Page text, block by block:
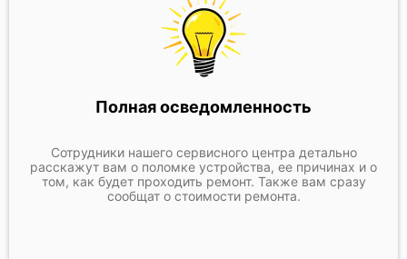
Полная осведомленность
Сотрудники нашего сервисного центра детально
расскажут вам о поломке устройства, ее причинах и о
том, как будет проходить ремонт. Также вам сразу
сообщат о стоимости ремонта.